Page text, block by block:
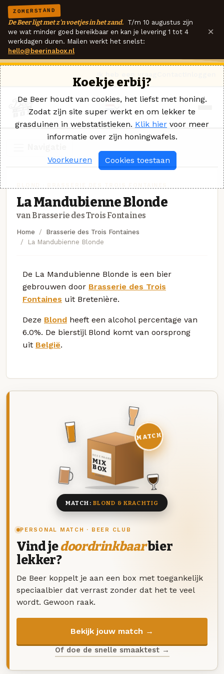
ZOMERSTAND
De Beer ligt met z'n voetjes in het zand. T/m 10 augustus zijn
we wat minder goed bereikbaar en kan je levering 1 tot 4
werkdagen duren. Mailen werkt het snelst:
hello@beerinabox.nl
×
La Mandubienne Blonde
van Brasserie des Trois Fontaines
Home
Brasserie des Trois Fontaines
La Mandubienne Blonde
De La Mandubienne Blonde is een bier
gebrouwen door Brasserie des Trois
Fontaines uit Bretenière.
Deze Blond heeft een alcohol percentage van
6.0%. De bierstijl Blond komt van oorsprong
uit België.
PERSONAL MATCH · BEER CLUB
Vind jedoordrinkbaarbier
lekker?
De Beer koppelt je aan een box met toegankelijk
speciaalbier dat verrast zonder dat het te veel
wordt. Gewoon raak.
Bekijk jouw match →
Of doe de snelle smaaktest →
DEZE MAAND
MIX
BOX
8 BIEREN
MATCH
MATCH: BLOND & KRACHTIG
Koekje erbij?
De Beer houdt van cookies, het liefst met honing.
Zodat zijn site super werkt en om lekker te
grasduinen in webstatistieken. Klik hier voor meer
informatie over zijn honingwafels.
Voorkeuren Cookies toestaan